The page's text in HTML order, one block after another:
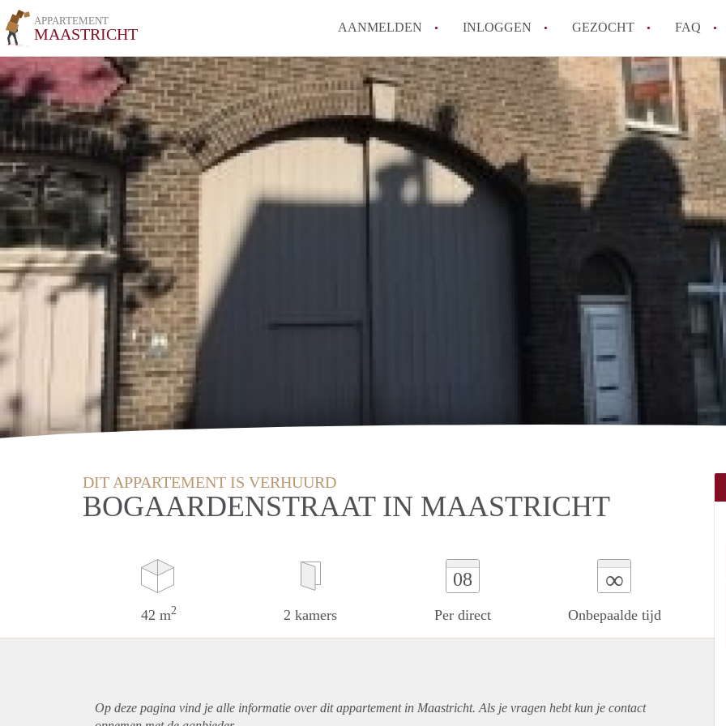
APPARTEMENT
MAASTRICHT AANMELDEN INLOGGEN GEZOCHT FAQ
How to translate AppartementMaastricht!
Wat is AppartementMaastricht?
Hoeveel kost het om te reageren op een
Wat is de privacyverklaring van
Berekent AppartementMaastricht
makelaarsvergoeding/
DIT APPARTEMENT IS VERHUURD
BOGAARDENSTRAAT IN MAASTRICHT
42 m2 2 kamers
08
Per direct
∞
Onbepaalde tijd
Op deze pagina vind je alle informatie over ditappartementin Maastricht. Als je vragen hebt kun je contact